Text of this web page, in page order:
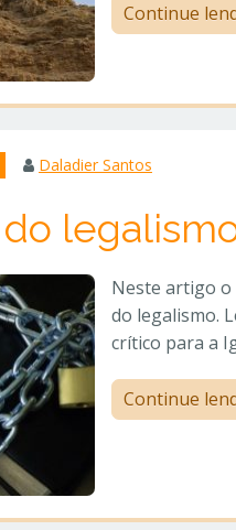
Continue
Daladier Santos
Neste artigo o
do legalismo.
crítico para a
Continue